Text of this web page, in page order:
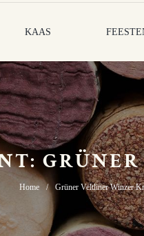
KAAS
Home Grüner Veltliner Winzer